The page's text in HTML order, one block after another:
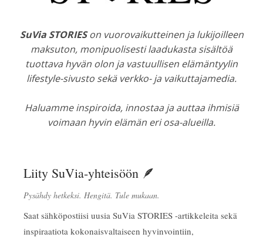
SuVia STORIESon vuorovaikutteinen ja lukijoilleen
maksuton, monipuolisesti laadukasta sisältöä
tuottava hyvän olon ja vastuullisen elämäntyylin
lifestyle-sivusto sekä verkko- ja vaikuttajamedia.
Haluamme inspiroida, innostaa ja auttaa ihmisiä
voimaan hyvin elämän eri osa-alueilla.
Liity SuVia-yhteisöön 🪶
Pysähdy hetkeksi. Hengitä. Tule mukaan.
Saat sähköpostiisi uusia SuVia STORIES -artikkeleita sekä
inspiraatiota kokonaisvaltaiseen hyvinvointiin,